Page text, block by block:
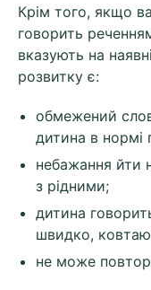
Крім того, якщо
говорить
вказують на
розвитку є:
обмежений
дитина в нормі
небажання йти
з рідними;
дитина
швидко,
не може